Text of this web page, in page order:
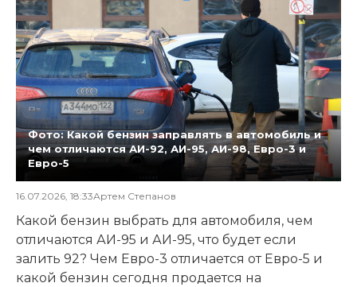
Фото: Какой бензин заправлять в автомобиль и
чем отличаются АИ-92, АИ-95, АИ-98, Евро-3 и
Евро-5
16.07.2026, 18:33Артем Степанов
Какой бензин выбрать для автомобиля, чем
отличаются АИ-95 и АИ-95, что будет если
залить 92? Чем Евро-3 отличается от Евро-5 и
какой бензин сегодня продается на